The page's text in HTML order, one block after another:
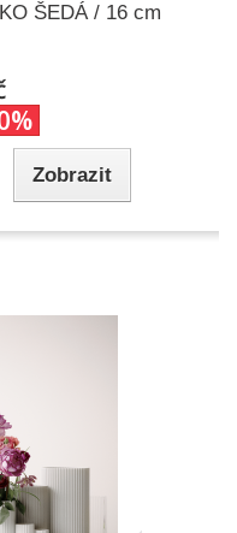
ŠEDÁ / 16 cm
Zobrazit